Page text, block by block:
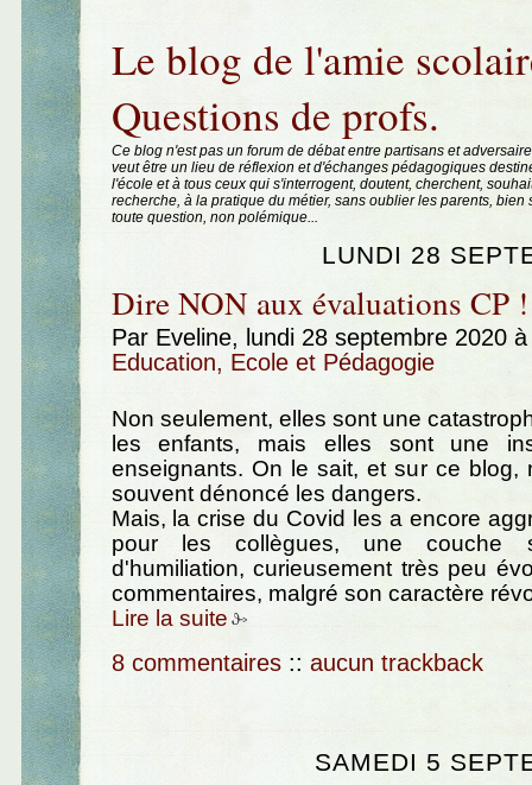
Le blog de l'amie
Questions de profs.
Ce blog n'est pas un forum de débat entre partisans et
veut être un lieu de réflexion et d'échanges pédagogiques
l'école et à tous ceux qui s'interrogent, doutent, cherchent,
recherche, à la pratique du métier, sans oublier les parents, bien
toute question, non polémique...
LUNDI 28
Dire NON aux évaluations CP !
Par Eveline, lundi 28 septembre 2020
Education, Ecole et Pédagogie
Non seulement, elles sont une
les enfants, mais elles sont une
enseignants. On le sait, et sur ce blog,
souvent dénoncé les dangers.
Mais, la crise du Covid les a encore
pour les collègues, une couche
d'humiliation, curieusement très peu
commentaires, malgré son caractère
Lire la suite
8 commentaires :: aucun trackback
SAMEDI 5